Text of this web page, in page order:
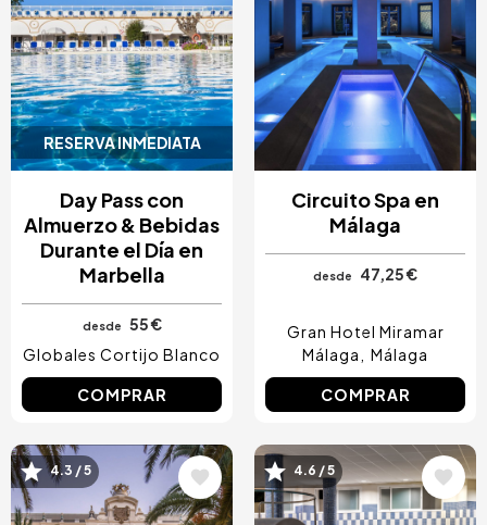
RESERVA INMEDIATA
Day Pass con
Almuerzo & Bebidas
Durante el Día en
Marbella
desde
55 €
Globales Cortijo Blanco
COMPRAR
Circuito Spa en
Málaga
desde 47,25 €
Gran Hotel Miramar
Málaga
Málaga
COMPRAR
Image
4.3 / 5 Image
4.6 / 5